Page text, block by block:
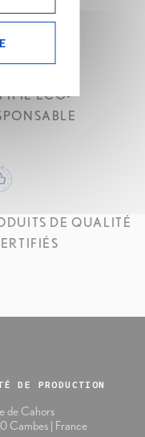
ÉCO-
DE QUALITÉ
DE PRODUCTION
de Cahors
Cambes | France